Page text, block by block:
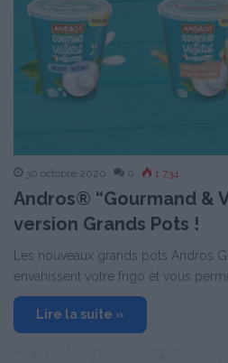
30 octobre 2020 0 1 734
Andros® “Gourmand &
version Grands Pots !
Les nouveaux grands pots Andros
envahissent votre frigo et vous
Lire la suite »